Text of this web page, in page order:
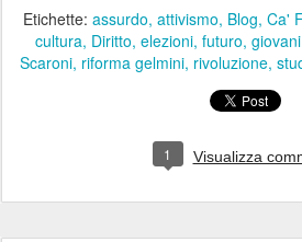
Etichette: assurdo attivismo Blog Ca'
cultura Diritto elezioni futuro giovani
Scaroni riforma gelmini rivoluzione
1 Visualizza